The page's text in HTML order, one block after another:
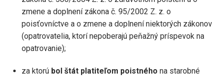
zmene a doplnení zákona č. 95/2002 Z. z. o
poisťovníctve a o zmene a doplnení niektorých zákonov
(opatrovatelia, ktorí nepoberajú peňažný príspevok na
opatrovanie);
za ktorú bol štát platiteľom poistného na starobné